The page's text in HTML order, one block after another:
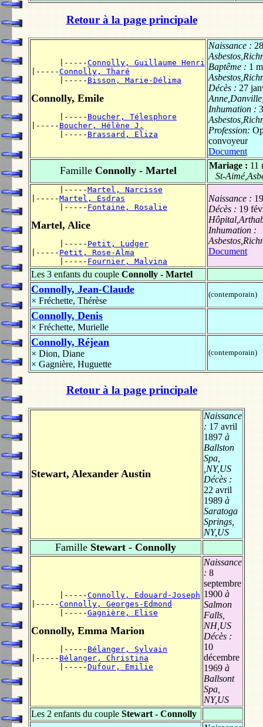
Retour à la page principale
      |-----
Connolly, Guillaume Henri
|-----Connolly, Tharé
      |-----
Bisson, Marie-Délima
Connolly, Emile
      |-----
Boucher, Télesphore
|----- Boucher, Hélène J.
      |-----
Brassard, Eliza
Naissance :
Baptême : 1
Décès : 27
Inhumation :
Profession:
convoyeur
Document
FamilleConnolly - Martel Mariage : 11
St-
      |-----
Martel, Narcisse
|-----Martel, Esdras
      |-----
Fontaine, Rosalie
Martel, Alice
      |-----
Petit, Ludger
|----- Petit, Rose-Alma
      |-----
Fournier, Malvina
Naissance :
Décès : 19
Inhumation :
Document
Les 3 enfants du couple Connolly - Martel
Connolly, Jean-Claude
× Fréchette, Thérèse
(contemporain)
Connolly, Denis
× Fréchette, Murielle
Connolly, Réjean
× Dion, Diane
× Gagnière, Huguette
(contemporain)
Retour à la page principale
Stewart, Alexander Austin
Naissance
: 17 avril
1897 à
Ballston
Spa,
,NY,US
Décès :
22 avril
1989 à
Saratoga
Springs,
NY,US
Famille Stewart - Connolly
      |-----
Connolly, Edouard-Joseph
|-----Connolly, Georges-Edmond
      |-----
Gagnière, Elise
Connolly, Emma Marion
      |-----
Bélanger, Sylvain
|----- Bélanger, Christina
      |-----
Dufour, Emilie
Naissance
: 8
septembre
1900 à
Salmon
Falls,
NH,US
Décès :
10
décembre
1969 à
Ballsont
Spa,
NY,US
Les 2 enfants du couple Stewart - Connolly